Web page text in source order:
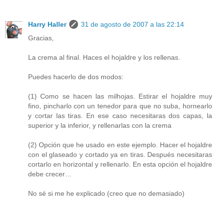
Harry Haller
31 de agosto de 2007 a las 22:14
Gracias,
La crema al final. Haces el hojaldre y los rellenas.
Puedes hacerlo de dos modos:
(1) Como se hacen las milhojas. Estirar el hojaldre muy
fino, pincharlo con un tenedor para que no suba, hornearlo
y cortar las tiras. En ese caso necesitaras dos capas, la
superior y la inferior, y rellenarlas con la crema
(2) Opción que he usado en este ejemplo. Hacer el hojaldre
con el glaseado y cortado ya en tiras. Después necesitaras
cortarlo en horizontal y rellenarlo. En esta opción el hojaldre
debe crecer…
No sé si me he explicado (creo que no demasiado)